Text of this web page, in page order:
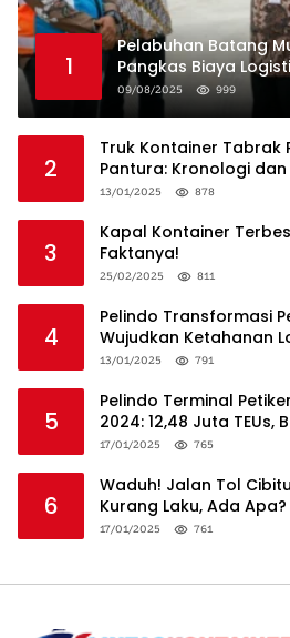
1
Pelabuhan Batang
Pangkas Biaya
09/08/2025 999
2
Truk Kontainer Tabrak
Pantura: Kronologi
13/01/2025 878
3
Kapal Kontainer
Faktanya!
25/02/2025 811
4
Pelindo Transformasi
Wujudkan Ketahanan
Global
13/01/2025 791
5
Pelindo Terminal
2024: 12,48 Juta TEUs,
Logistik Nasional
17/01/2025 765
6
Waduh! Jalan Tol
Kurang Laku, Ada Apa?
17/01/2025 761